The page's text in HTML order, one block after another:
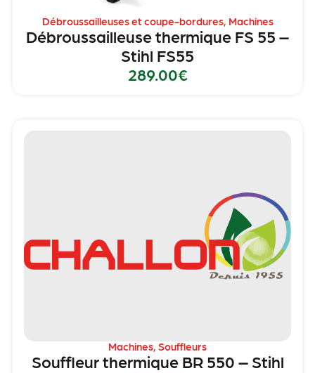
Débroussailleuses et coupe-bordures, Machines
Débroussailleuse thermique FS 55 –
Stihl FS55
289.00€
Machines, Souffleurs
Souffleur thermique BR 550 – Stihl